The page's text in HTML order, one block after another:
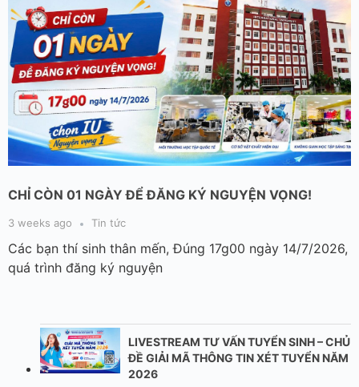
CHỈ CÒN 01 NGÀY ĐỂ ĐĂNG KÝ NGUYỆN VỌNG!
3 weeks ago Tin tức
Các bạn thí sinh thân mến, Đúng 17g00 ngày 14/7/2026,
quá trình đăng ký nguyện
LIVESTREAM TƯ VẤN TUYỂN SINH – CHỦ
ĐỀ GIẢI MÃ THÔNG TIN XÉT TUYỂN NĂM
2026